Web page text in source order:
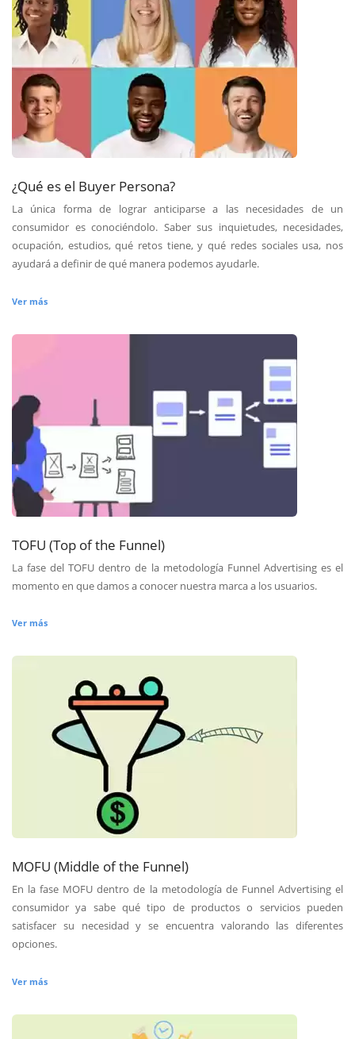
¿Qué es el Buyer Persona?
La única forma de lograr anticiparse a las necesidades de un
consumidor es conociéndolo. Saber sus inquietudes, necesidades,
ocupación, estudios, qué retos tiene, y qué redes sociales usa, nos
ayudará a definir de qué manera podemos ayudarle.
Ver más
TOFU (Top of the Funnel)
La fase del TOFU dentro de la metodología Funnel Advertising es el
momento en que damos a conocer nuestra marca a los usuarios.
Ver más
MOFU (Middle of the Funnel)
En la fase MOFU dentro de la metodología de Funnel Advertising el
consumidor ya sabe qué tipo de productos o servicios pueden
satisfacer su necesidad y se encuentra valorando las diferentes
opciones.
Ver más